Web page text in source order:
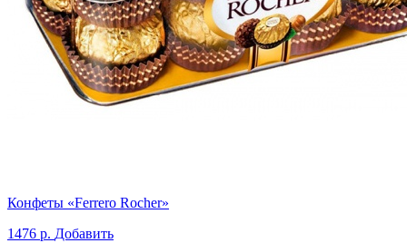
Конфеты «Ferrero Rocher»
1476 р. Добавить